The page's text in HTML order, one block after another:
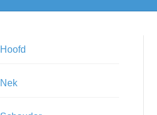
Hoofd
Nek